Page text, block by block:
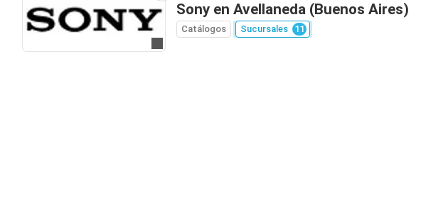
Sony en Avellaneda (Buenos Aires)
Catálogos Sucursales 11